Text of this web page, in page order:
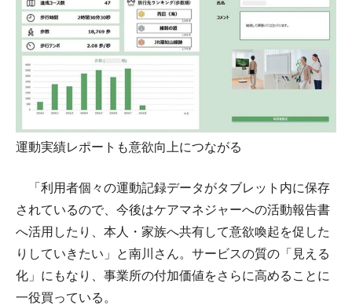
運動実績レポートも意欲向上につながる
「利用者個々の運動記録データがタブレット内に保存
されているので、今後はケアマネジャーへの活動報告書
へ活用したり、本人・家族へ共有して意欲喚起を促した
りしていきたい」と南川さん。サービスの質の「見える
化」にもなり、事業所の付加価値をさらに高めることに
一役買っている。